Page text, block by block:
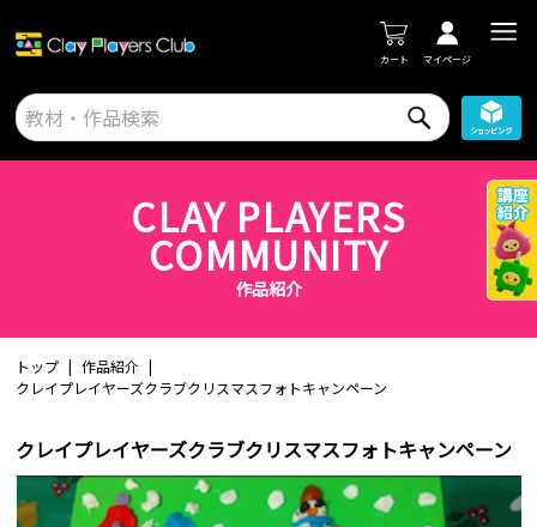
カート マイページ
CLAY PLAYERS
COMMUNITY
作品紹介
トップ
作品紹介
クレイプレイヤーズクラブクリスマスフォトキャンペーン
クレイプレイヤーズクラブクリスマスフォトキャンペーン